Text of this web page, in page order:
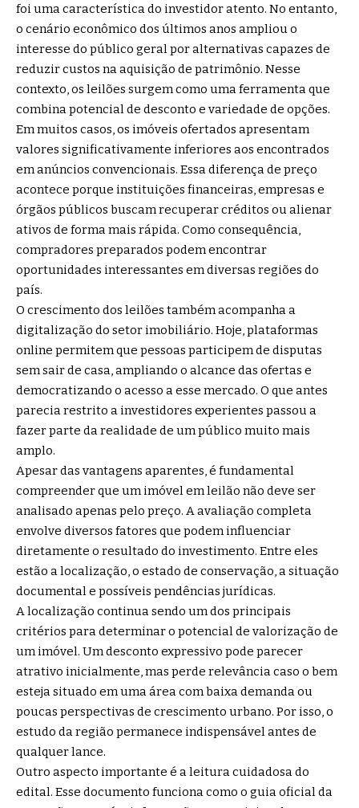
foi uma característica do investidor atento. No entanto,
o cenário econômico dos últimos anos ampliou o
interesse do público geral por alternativas capazes de
reduzir custos na aquisição de patrimônio. Nesse
contexto, os leilões surgem como uma ferramenta que
combina potencial de desconto e variedade de opções.
Em muitos casos, os imóveis ofertados apresentam
valores significativamente inferiores aos encontrados
em anúncios convencionais. Essa diferença de preço
acontece porque instituições financeiras, empresas e
órgãos públicos buscam recuperar créditos ou alienar
ativos de forma mais rápida. Como consequência,
compradores preparados podem encontrar
oportunidades interessantes em diversas regiões do
país.
O crescimento dos leilões também acompanha a
digitalização do setor imobiliário. Hoje, plataformas
online permitem que pessoas participem de disputas
sem sair de casa, ampliando o alcance das ofertas e
democratizando o acesso a esse mercado. O que antes
parecia restrito a investidores experientes passou a
fazer parte da realidade de um público muito mais
amplo.
Apesar das vantagens aparentes, é fundamental
compreender que um imóvel em leilão não deve ser
analisado apenas pelo preço. A avaliação completa
envolve diversos fatores que podem influenciar
diretamente o resultado do investimento. Entre eles
estão a localização, o estado de conservação, a situação
documental e possíveis pendências jurídicas.
A localização continua sendo um dos principais
critérios para determinar o potencial de valorização de
um imóvel. Um desconto expressivo pode parecer
atrativo inicialmente, mas perde relevância caso o bem
esteja situado em uma área com baixa demanda ou
poucas perspectivas de crescimento urbano. Por isso, o
estudo da região permanece indispensável antes de
qualquer lance.
Outro aspecto importante é a leitura cuidadosa do
edital. Esse documento funciona como o guia oficial da